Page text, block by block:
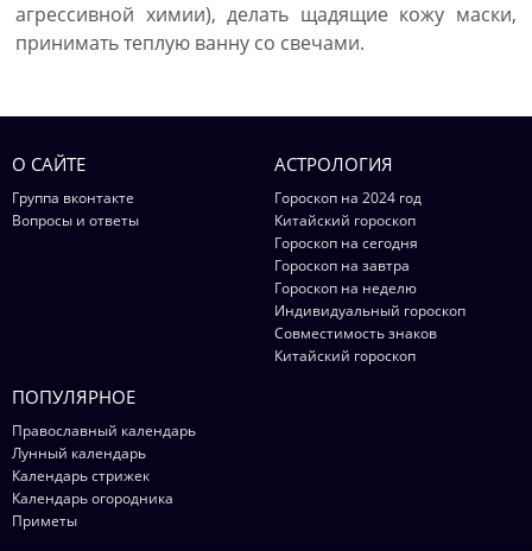
агрессивной химии), делать щадящие кожу маски,
принимать теплую ванну со свечами.
О САЙТЕ
Группа вконтакте
Вопросы и ответы
АСТРОЛОГИЯ
Гороскоп на 2024 год
Китайский гороскоп
Гороскоп на сегодня
Гороскоп на завтра
Гороскоп на неделю
Индивидуальный гороскоп
Совместимость знаков
Китайский гороскоп
ПОПУЛЯРНОЕ
Православный календарь
Лунный календарь
Календарь стрижек
Календарь огородника
Приметы